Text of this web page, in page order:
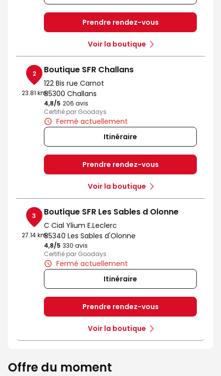
Prendre rendez-vous
Voir la boutique
2
23.81 km
Boutique SFR Challans
122 Bis rue Carnot
85300 Challans
4,8/5 Note de 4.8 sur 5
206 avis
Certifié par Goodays
Fermé actuellement
Itinéraire
Prendre rendez-vous
Voir la boutique
3
27.14 km
Boutique SFR Les Sables d Olonne
C Cial Ylium E.Leclerc
85340 Les Sables d'Olonne
4,8/5 Note de 4.8 sur 5
330 avis
Certifié par Goodays
Fermé actuellement
Itinéraire
Prendre rendez-vous
Voir la boutique
Offre du moment